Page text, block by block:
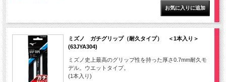
ミズノ ガチグリップ（耐久タイプ） ＜1本入り＞
(63JYA304)
ミズノ史上最高のグリップ性を持った厚さ0.7mm耐久モ
デル。ウエットタイプ。
(1本入り)